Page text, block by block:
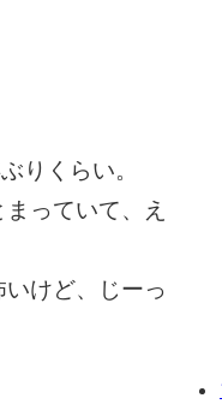
りくらい。
っていて、え
けど、じーっ